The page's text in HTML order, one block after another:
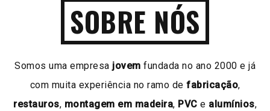
SOBRE NÓS
Somos uma empresa jovem fundada no ano 2000 e já
com muita experiência no ramo de fabricação,
restauros, montagem em madeira, PVC e alumínios,